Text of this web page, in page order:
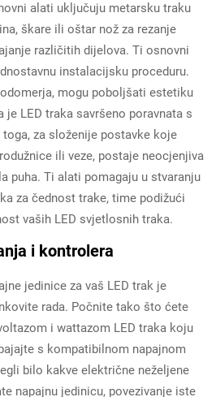
alati uključuju metarsku traku
škare ili oštar nož za rezanje
različitih dijelova. Ti osnovni
instalacijsku proceduru.
mogu poboljšati estetiku
LED traka savršeno poravnata s
za složenije postavke koje
ili veze, postaje neocjenjiva
puha. Ti alati pomagaju u stvaranju
za čednost trake, time podižući
vaših LED svjetlosnih traka.
i kontrolera
jedinice za vaš LED trak je
rada. Počnite tako što ćete
i wattazom LED traka koju
s kompatibilnom napajnom
bilo kakve električne neželjene
napajnu jedinicu, povezivanje iste